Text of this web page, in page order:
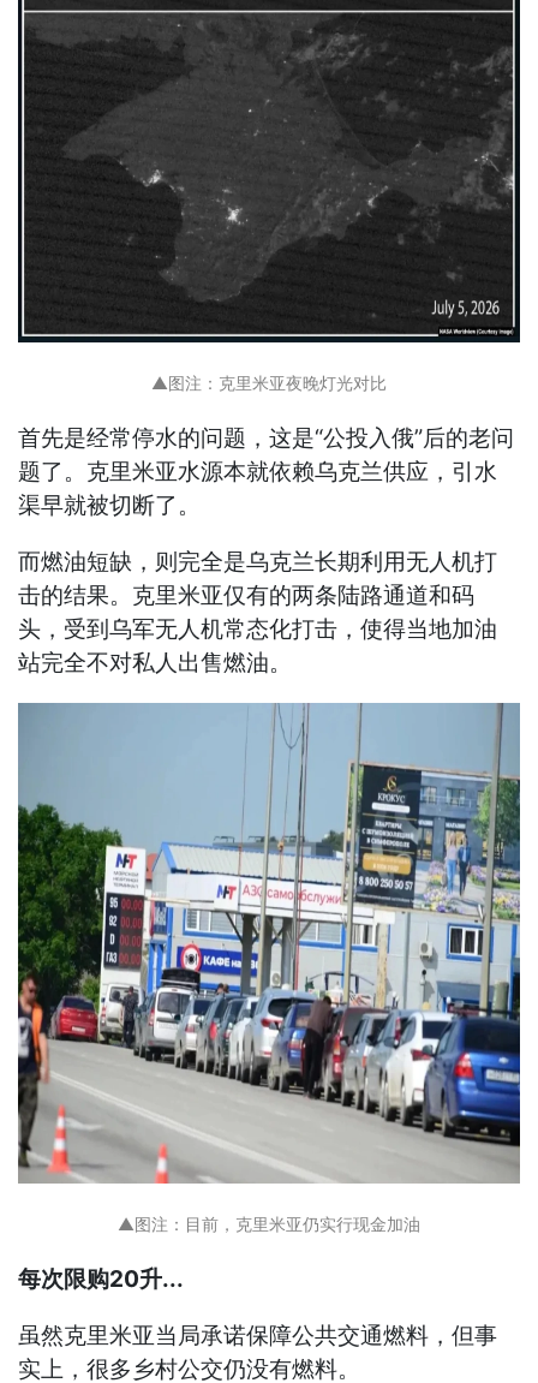
▲图注：克里米亚夜晚灯光对比
首先是经常停水的问题，这是“公投入俄”后的老问
题了。克里米亚水源本就依赖乌克兰供应，引水
渠早就被切断了。
而燃油短缺，则完全是乌克兰长期利用无人机打
击的结果。克里米亚仅有的两条陆路通道和码
头，受到乌军无人机常态化打击，使得当地加油
站完全不对私人出售燃油。
▲图注：目前，克里米亚仍实行现金加油
每次限购20升...
虽然克里米亚当局承诺保障公共交通燃料，但事
实上，很多乡村公交仍没有燃料。